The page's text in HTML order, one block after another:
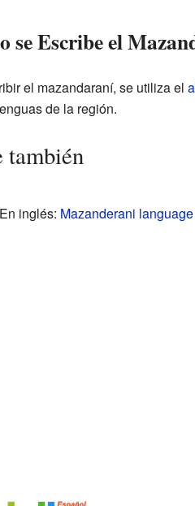
se Escribe el
el mazandaraní, se utiliza el
de la región.
también
En inglés: Mazanderani